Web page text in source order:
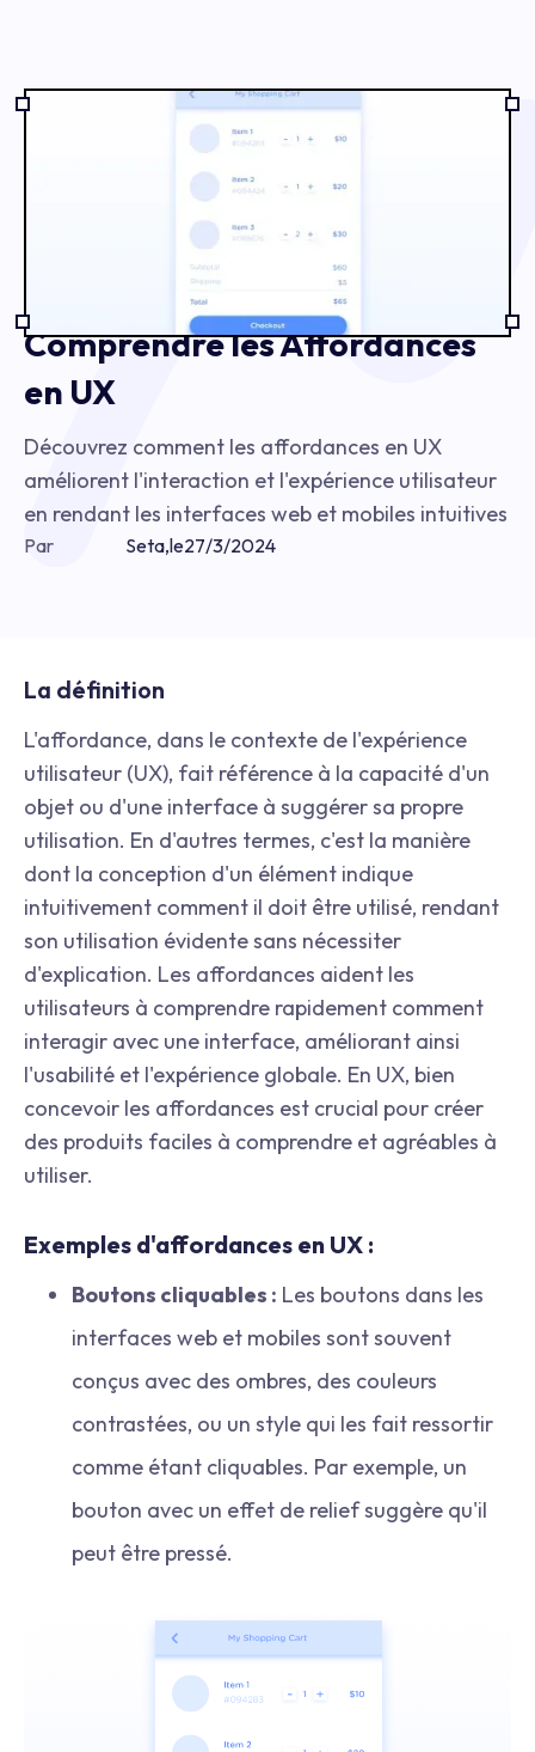
Comprendre les Affordances
en UX
Découvrez comment les affordances en UX
améliorent l'interaction et l'expérience utilisateur
en rendant les interfaces web et mobiles intuitives
Par Seta,le27/3/2024
La définition
L'affordance, dans le contexte de l'expérience
utilisateur (UX), fait référence à la capacité d'un
objet ou d'une interface à suggérer sa propre
utilisation. En d'autres termes, c'est la manière
dont la conception d'un élément indique
intuitivement comment il doit être utilisé, rendant
son utilisation évidente sans nécessiter
d'explication. Les affordances aident les
utilisateurs à comprendre rapidement comment
interagir avec une interface, améliorant ainsi
l'usabilité et l'expérience globale. En UX, bien
concevoir les affordances est crucial pour créer
des produits faciles à comprendre et agréables à
utiliser.
Exemples d'affordances en UX :
Boutons cliquables : Les boutons dans les
interfaces web et mobiles sont souvent
conçus avec des ombres, des couleurs
contrastées, ou un style qui les fait ressortir
comme étant cliquables. Par exemple, un
bouton avec un effet de relief suggère qu'il
peut être pressé.